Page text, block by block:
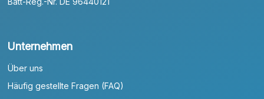
Unternehmen
Über uns
Häufig gestellte Fragen (FAQ)